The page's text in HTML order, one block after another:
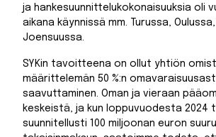
ja hankesuunnittelukokonaisuuksia oli
aikana käynnissä mm. Turussa,
Joensuussa.
SYKin tavoitteena on ollut yhtiön
määrittelemän 50 %:n
saavuttaminen. Oman ja vieraan
keskeistä, ja kun loppuvuodesta 2024
suunnitellusti 100 miljoonan euron